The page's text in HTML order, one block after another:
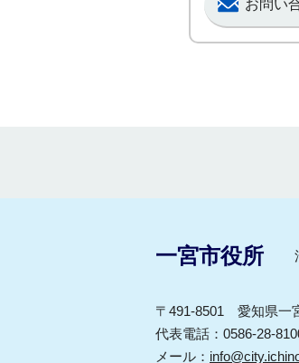
お問い
一宮市役所
〒491-8501 愛知県一
代表電話：0586-28-
メール：